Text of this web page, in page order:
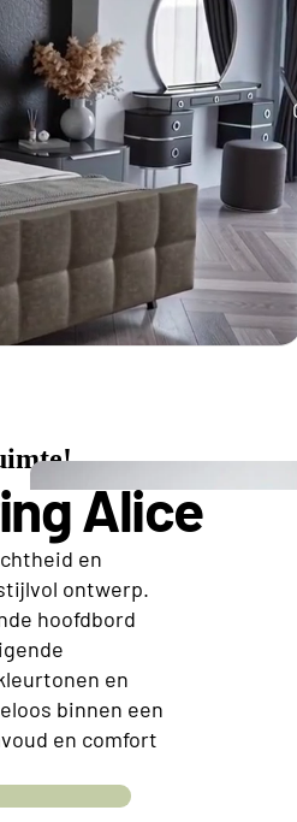
Eenpersoons
Eenpersoons
s
Tweepersoons
Tweepersoons
Alice
en
ontwerp.
hoofdbord
en
binnen een
en comfort